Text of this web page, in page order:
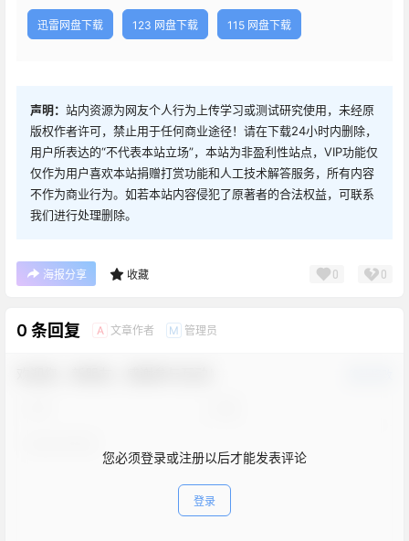
迅雷网盘下载 123 网盘下载 115 网盘下载
声明： 站内资源为网友个人行为上传学习或测试研究使用，未经原
版权作者许可，禁止用于任何商业途径！请在下载24小时内删除，
用户所表达的“不代表本站立场”，本站为非盈利性站点，VIP功能仅
仅作为用户喜欢本站捐赠打赏功能和人工技术解答服务，所有内容
不作为商业行为。如若本站内容侵犯了原著者的合法权益，可联系
我们进行处理删除。
海报分享 收藏 0 0
0 条回复 A 文章作者 M 管理员
您必须登录或注册以后才能发表评论
登录